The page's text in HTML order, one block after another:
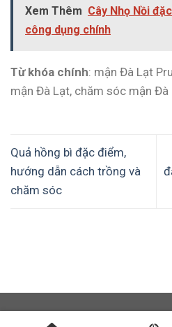
Xem Thêm Cây Nhọ Nồi
công dụng chính
Từ khóa chính: mận Đà Lạt
mận Đà Lạt, chăm sóc mận
Quả hồng bì đặc điểm,
hướng dẫn cách trồng và
chăm sóc